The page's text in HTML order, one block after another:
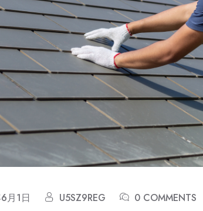
月1日 U5SZ9REG 0 COMMENTS